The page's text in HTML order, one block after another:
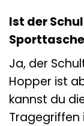
Ist der
Ja, der
Hopper ist
kannst du
Tragegriffen